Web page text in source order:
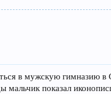
в мужскую гимназию
показал